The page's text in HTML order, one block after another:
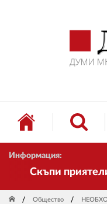
Информация:
Скъпи
Общество